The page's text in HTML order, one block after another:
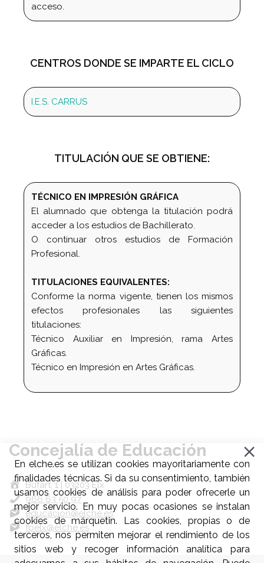
acceso.
CENTROS DONDE SE IMPARTE EL CICLO
I.E.S. CARRUS
TITULACIÓN QUE SE OBTIENE:
TÉCNICO EN IMPRESIÓN GRÁFICA
El alumnado que obtenga la titulación podrá
acceder a los estudios de Bachillerato.
O continuar otros estudios de Formación
Profesional.
TITULACIONES EQUIVALENTES:
Conforme la norma vigente, tienen los mismos
efectos profesionales las siguientes
titulaciones:
Técnico Auxiliar en Impresión, rama Artes
Gráficas.
Técnico en Impresión en Artes Gráficas.
Concejalía de Educación
Bufart, 1 | 03203 Elx
966 63 50 97
educacion@elche.es
fpelx@elche.es
En elche.es se utilizan cookies mayoritariamente con
finalidades técnicas. Si da su consentimiento, también
usamos cookies de análisis para poder ofrecerle un
mejor servicio. En muy pocas ocasiones se instalan
cookies de márquetin. Las cookies, propias o de
terceros, nos permiten mejorar el rendimiento de los
sitios web y recoger información analítica para